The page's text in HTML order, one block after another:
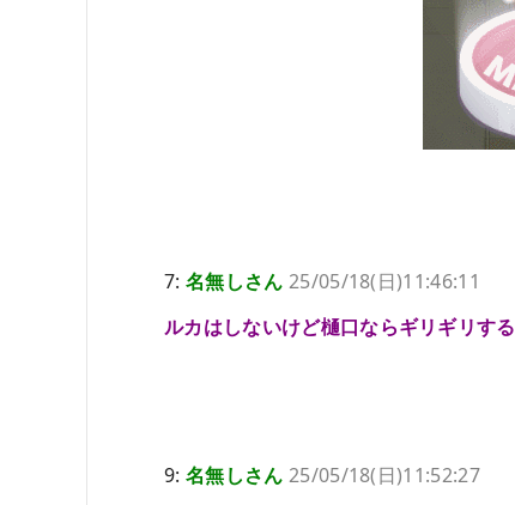
7: 名無しさん 25/05/18(日)11:46:11
ルカはしないけど樋口ならギリギリする
9: 名無しさん 25/05/18(日)11:52:27